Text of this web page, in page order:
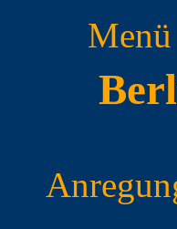
Menü